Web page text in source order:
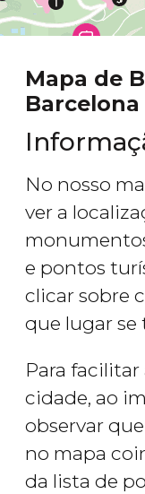
Mapa de
No nosso
ver a
e pontos
clicar sobre
que lugar se
Para
cidade, ao
observar
no mapa
da lista de